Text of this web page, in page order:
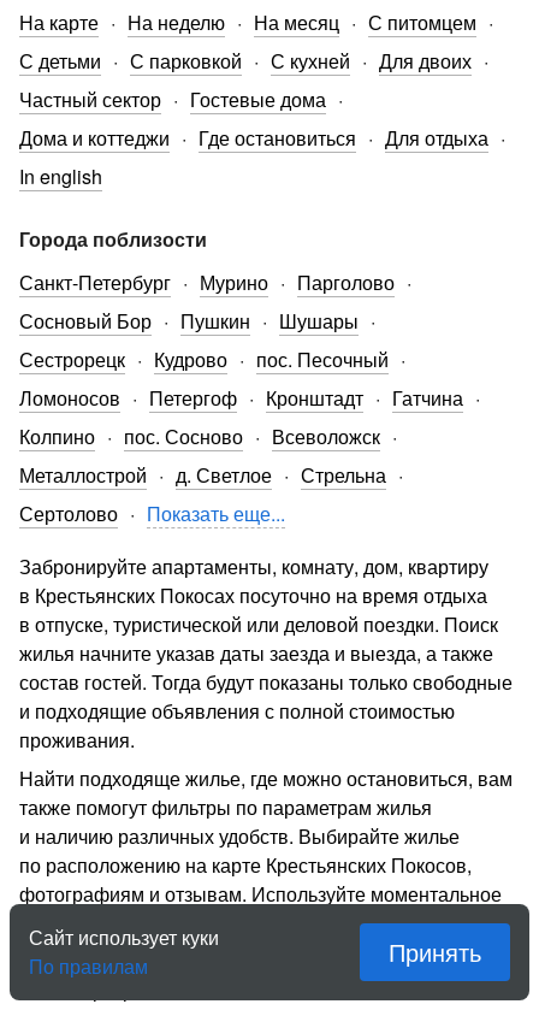
На карте
На неделю На месяц
С питомцем
С детьми
С парковкой С кухней
Для двоих
Частный сектор
Гостевые дома
Дома и коттеджи
Где остановиться
Для отдыха
In english
Города поблизости
Санкт-Петербург
Мурино
Парголово
Сосновый Бор
Пушкин
Шушары
Сестрорецк
Кудрово
пос. Песочный
Ломоносов
Петергоф Кронштадт
Гатчина
Колпино
пос. Сосново
Всеволожск
Металлострой
д. Светлое
Стрельна
Сертолово
Показать еще...
Забронируйте апартаменты, комнату, дом, квартиру
в Крестьянских Покосах посуточно на время отдыха
в отпуске, туристической или деловой поездки. Поиск
жилья начните указав даты заезда и выезда, а также
состав гостей. Тогда будут показаны только свободные
и подходящие объявления с полной стоимостью
проживания.
Найти подходяще жилье, где можно остановиться, вам
также помогут фильтры по параметрам жилья
и наличию различных удобств. Выбирайте жилье
по расположению на карте Крестьянских Покосов,
фотографиям и отзывам. Используйте моментальное
бронирование, чтобы не тратить время на ожидание
подтверждения.
На «Квартирке» собственники жилья сами
Сайт использует куки
По правилам
Принять